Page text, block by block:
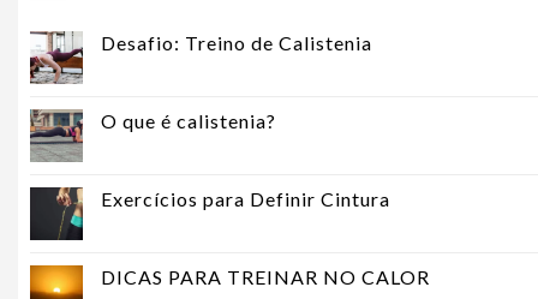
Desafio: Treino de Calistenia
O que é calistenia?
Exercícios para Definir Cintura
DICAS PARA TREINAR NO CALOR